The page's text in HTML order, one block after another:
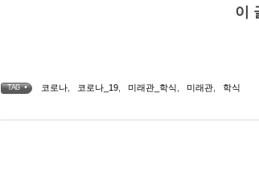
이
TAG • 코로나 코로나_19 미래관_학식 미래관 학식